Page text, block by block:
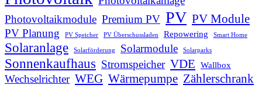
Photovoltaikmodule Premium PV PV PV Module
PV Planung PV Speicher PV Überschussladen Repowering Smart Home
Solaranlage Solarförderung Solarmodule Solarparks
Sonnenkaufhaus Stromspeicher VDE Wallbox
Wechselrichter WEG Wärmepumpe Zählerschrank